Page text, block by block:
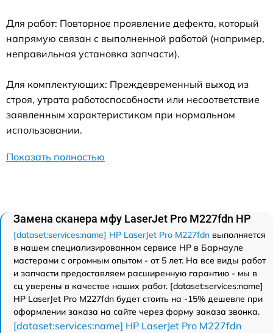
Для работ: Повторное проявление дефекта, который
напрямую связан с выполненной работой (например,
неправильная установка запчасти).
Для комплектующих: Преждевременный выход из
строя, утрата работоспособности или несоответствие
заявленным характеристикам при нормальном
использовании.
Показать полностью
Замена сканера мфу LaserJet Pro M227fdn HP
[dataset:services:name] HP LaserJet Pro M227fdn выполняется
в нашем специализированном сервисе HP в Барнауле
мастерами с огромным опытом - от 5 лет. На все виды работ
и запчасти предоставляем расширенную гарантию - мы в
сц уверены в качестве наших работ. [dataset:services:name]
HP LaserJet Pro M227fdn будет стоить на -15% дешевле при
оформлении заказа на сайте через форму заказа звонка.
[dataset:services:name] HP LaserJet Pro M227fdn